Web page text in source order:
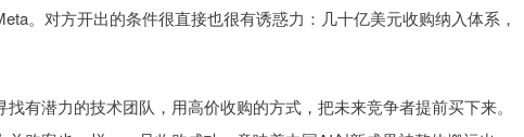
。对方开出的条件很直接也很有诱惑力：几十亿美元收购纳入体系，
有潜力的技术团队，用高价收购的方式，把未来竞争者提前买下来。